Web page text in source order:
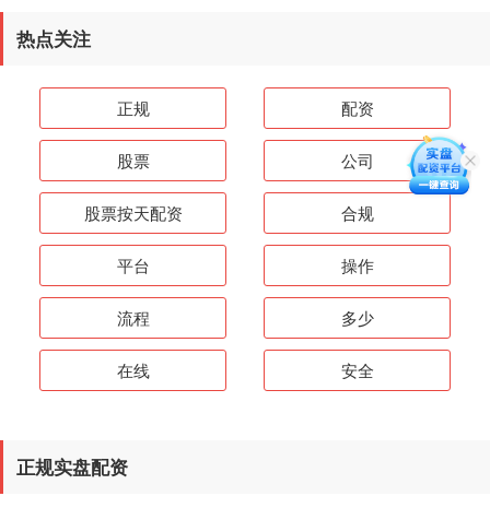
热点关注
正规 配资
股票 公司
股票按天配资 合规
平台 操作
流程 多少
在线 安全
正规实盘配资